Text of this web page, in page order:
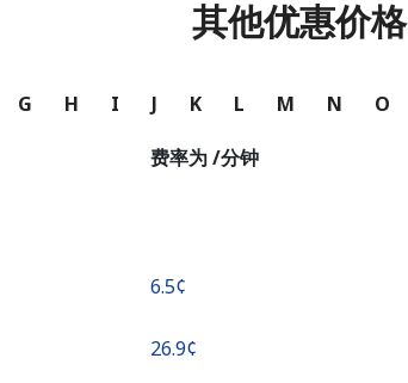
登录
或
其他优惠价格
G H I J K L M N O
费率为 /分钟
⁦6.5¢⁩
⁦26.9¢⁩